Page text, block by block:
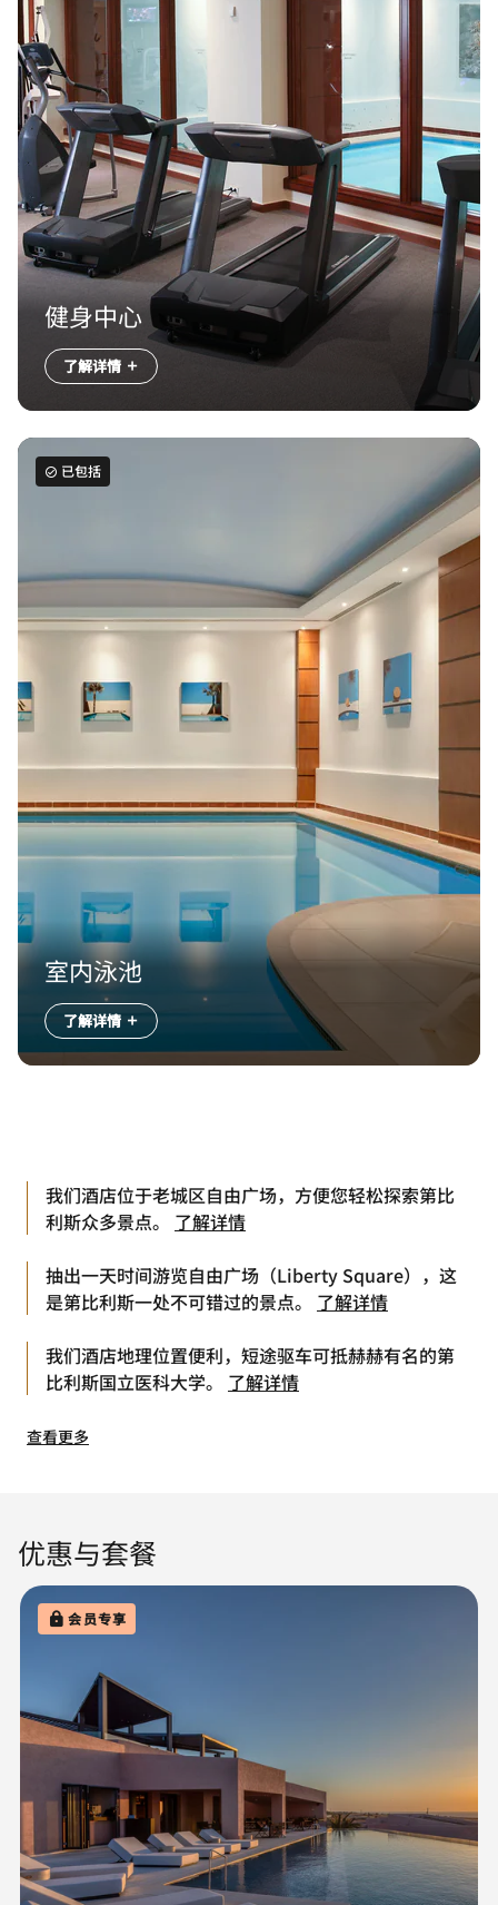
健身中心
了解详情
已包括
室内泳池
了解详情
我们酒店位于老城区自由广场，方便您轻松探索第比
利斯众多景点。 了解详情
抽出一天时间游览自由广场（Liberty Square），这
是第比利斯一处不可错过的景点。 了解详情
我们酒店地理位置便利，短途驱车可抵赫赫有名的第
比利斯国立医科大学。 了解详情
查看更多
优惠与套餐
会员专享